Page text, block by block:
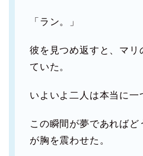
「ラン。」
彼を見つめ返すと、マリ
ていた。
いよいよ二人は本当に一
この瞬間が夢であれば
が胸を震わせた。